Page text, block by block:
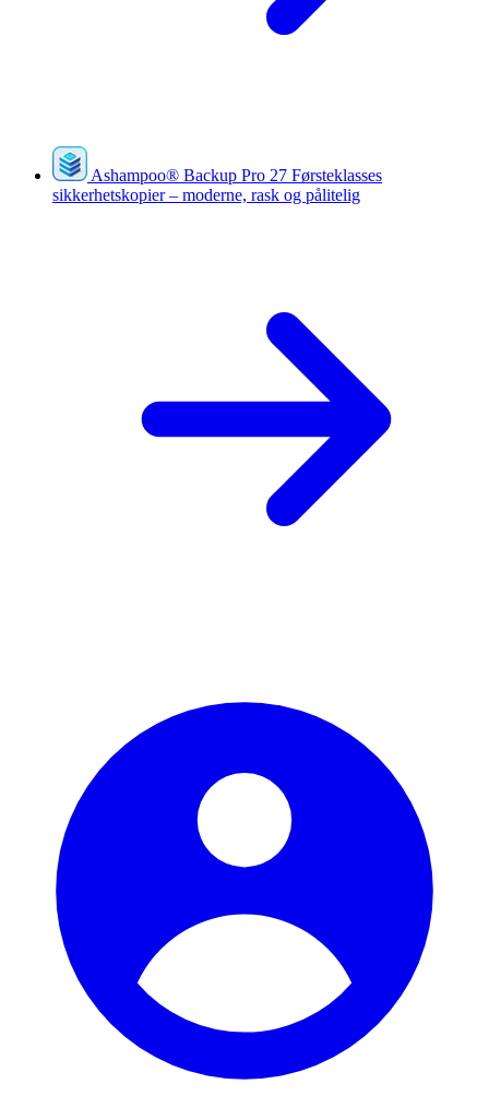
Ashampoo® Backup Pro 27 Førsteklasses
sikkerhetskopier – moderne, rask og pålitelig